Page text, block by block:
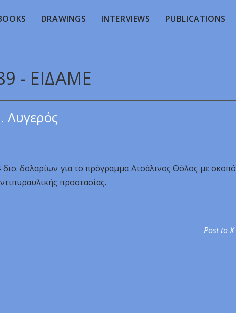
DRAWINGS INTERVIEWS PUBLICATIONS
- EIΔAME
Λυγερός
δολαρίων για το πρόγραμμα Ατσάλινος Θόλος με σκοπό
προστασίας.
Post to X